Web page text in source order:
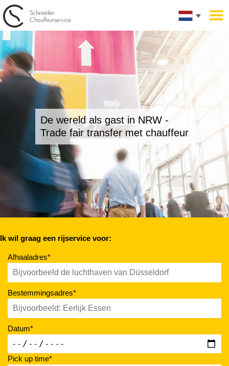
De wereld als gast in NRW -
Trade fair transfer met chauffeur
Ik wil graag een rijservice voor:
Afhaaladres*
Bestemmingsadres*
Datum*
Pick up time*